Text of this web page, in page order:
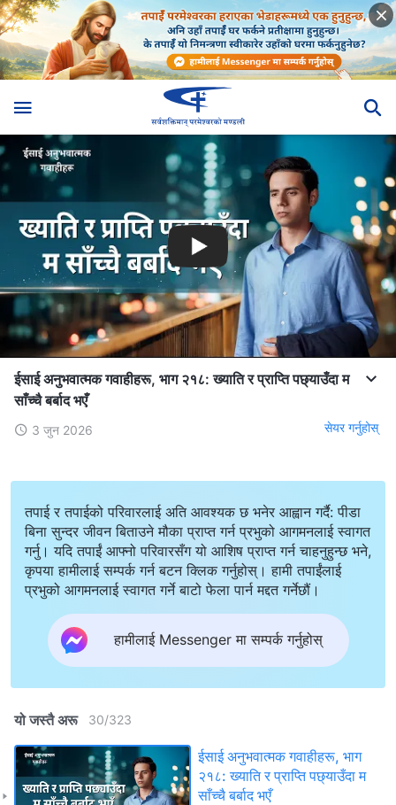
ईसाई अनुभवात्मक गवाहीहरू, भाग २१८: ख्याति र प्राप्ति पछ्याउँदा म
साँच्चै बर्बाद भएँ
3 जुन 2026 सेयर गर्नुहोस्
तपाई र तपाईको परिवारलाई अति आवश्यक छ भनेर आह्वान गर्दै: पीडा
बिना सुन्दर जीवन बिताउने मौका प्राप्त गर्न प्रभुको आगमनलाई स्वागत
गर्नु। यदि तपाईं आफ्नो परिवारसँग यो आशिष प्राप्त गर्न चाहनुहुन्छ भने,
कृपया हामीलाई सम्पर्क गर्न बटन क्लिक गर्नुहोस्। हामी तपाईंलाई
प्रभुको आगमनलाई स्वागत गर्ने बाटो फेला पार्न मद्दत गर्नेछौं।
हामीलाई Messenger मा सम्पर्क गर्नुहोस्
यो जस्तै अरू 30/323
ईसाई अनुभवात्मक गवाहीहरू, भाग
२१८: ख्याति र प्राप्ति पछ्याउँदा म
साँच्चै बर्बाद भएँ